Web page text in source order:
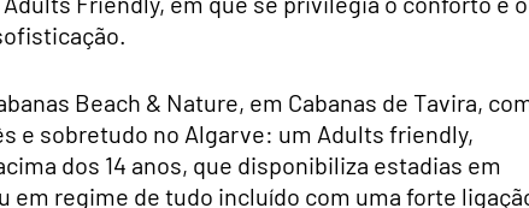
Beach & Nature, em Cabanas de Tavira,
e sobretudo no Algarve: um Adults friendly,
dos 14 anos, que disponibiliza estadias em
regime de tudo incluído com uma forte